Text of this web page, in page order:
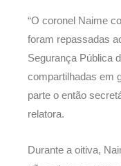
“O coronel Naime
foram repassadas
Segurança Pública
compartilhadas em
parte o então
relatora.
Durante a oitiva,